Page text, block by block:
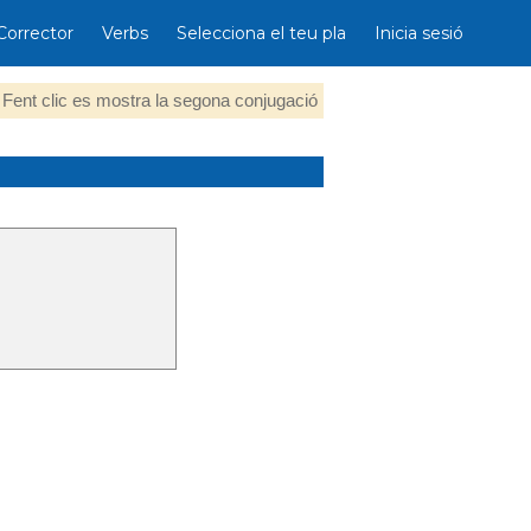
Verbs Selecciona el teu pla Inicia sesió
Fent clic es mostra la segona conjugació